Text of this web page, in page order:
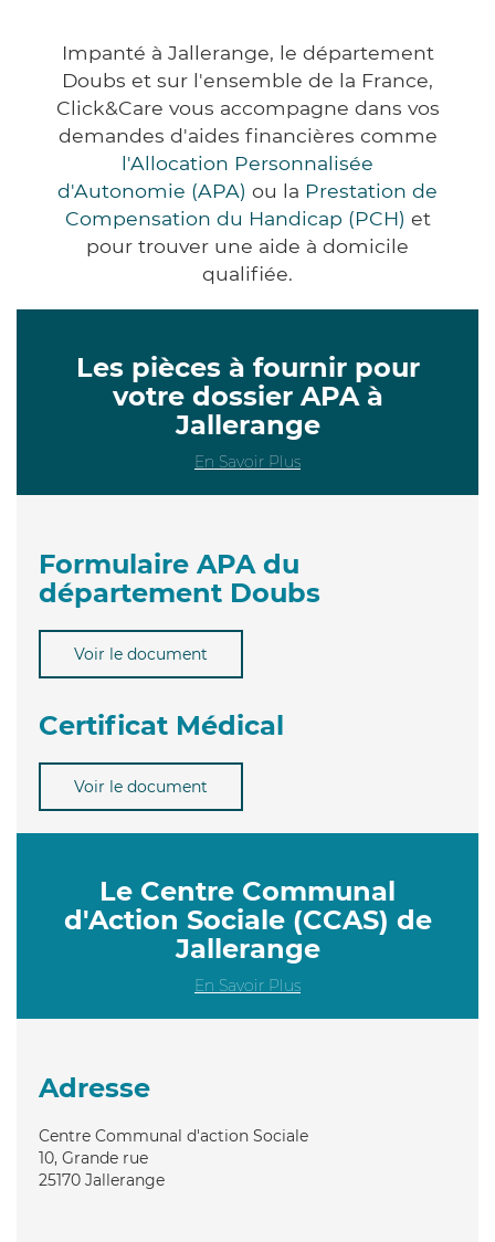
Impanté à Jallerange, le département
Doubs et sur l'ensemble de la France,
Click&Care vous accompagne dans vos
demandes d'aides financières comme
l'Allocation Personnalisée
d'Autonomie (APA) ou la Prestation de
Compensation du Handicap (PCH) et
pour trouver une aide à domicile
qualifiée.
Les pièces à fournir pour
votre dossier APA à
Jallerange
En Savoir Plus
Formulaire APA du
département Doubs
Voir le document
Certificat Médical
Voir le document
Le Centre Communal
d'Action Sociale (CCAS) de
Jallerange
En Savoir Plus
Adresse
Centre Communal d'action Sociale
10, Grande rue
25170 Jallerange